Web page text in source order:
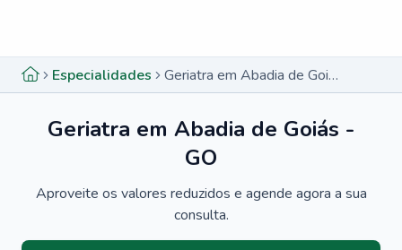
Especialidades Geriatra em Abadia de Goiás - GO
Geriatra em Abadia de Goiás -
GO
Aproveite os valores reduzidos e agende agora a sua
consulta.